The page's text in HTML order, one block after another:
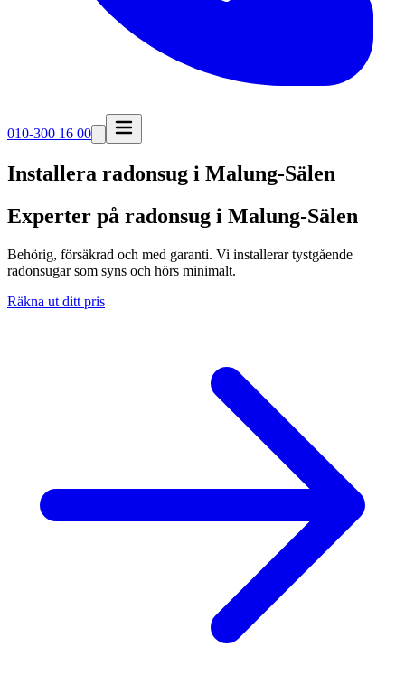
010-300 16 00
Installera radonsug i Malung-Sälen
Experter på radonsug i Malung-Sälen
Behörig, försäkrad och med garanti. Vi installerar tystgående
radonsugar som syns och hörs minimalt.
Räkna ut ditt pris